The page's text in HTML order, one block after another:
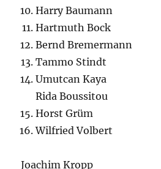
Harry
Hartmuth
Bernd
Tammo
Umutcan
Rida
Horst
Wilfried
Joachim Kropp